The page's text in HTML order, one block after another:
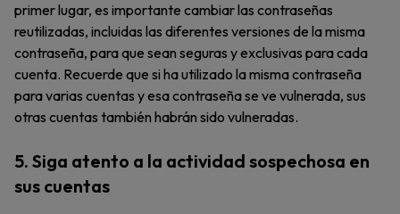
primer lugar, es importante cambiar las contraseñas
reutilizadas, incluidas las diferentes versiones de la misma
contraseña, para que sean seguras y exclusivas para cada
cuenta. Recuerde que si ha utilizado la misma contraseña
para varias cuentas y esa contraseña se ve vulnerada, sus
otras cuentas también habrán sido vulneradas.
5. Siga atento a la actividad sospechosa en
sus cuentas